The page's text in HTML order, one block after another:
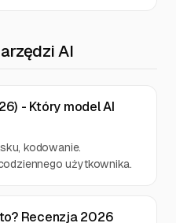
AI
- Który model AI
kodowanie.
użytkownika.
Recenzja 2026